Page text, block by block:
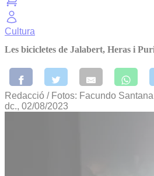
Cultura
Les bicicletes de Jalabert, Heras i
Redacció / Fotos: Facundo
dc., 02/08/2023